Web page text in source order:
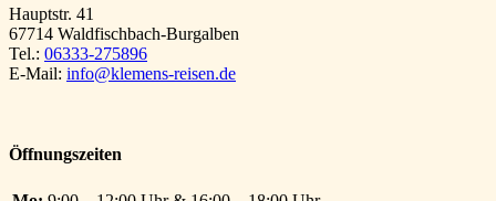
Hauptstr. 41
67714 Waldfischbach-Burgalben
Tel.: 06333-275896
E-Mail: info@klemens-reisen.de
Öffnungszeiten